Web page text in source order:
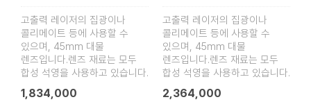
고출력 레이저의 집광이나
콜리메이트 등에 사용할 수
있으며, 45mm 대물
렌즈입니다.렌즈 재료는 모두
합성 석영을 사용하고 있습니다.
1,834,000
고출력 레이저의 집광이나
콜리메이트 등에 사용할 수
있으며, 45mm 대물
렌즈입니다.렌즈 재료는 모두
합성 석영을 사용하고 있습니다.
2,364,000